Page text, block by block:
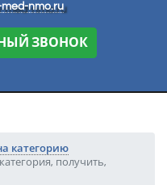
nmo.ru
ЗВОНОК
категорию
получить,